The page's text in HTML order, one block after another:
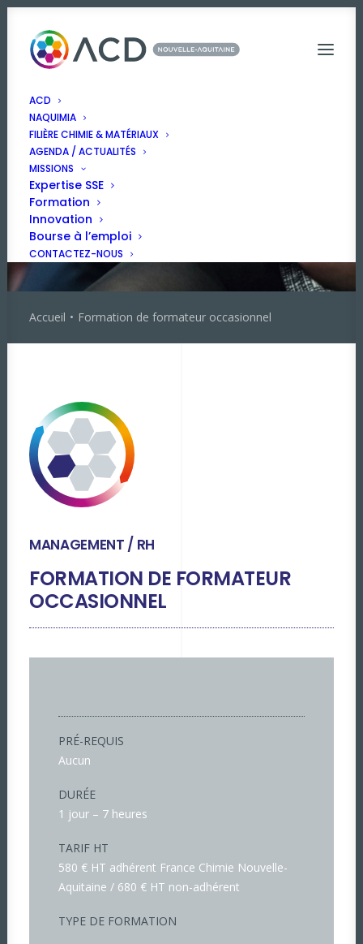
ACD
NAQUIMIA
FILIÈRE CHIMIE & MATÉRIAUX
AGENDA / ACTUALITÉS
MISSIONS
Expertise SSE
Formation
Innovation
Bourse à l’emploi
CONTACTEZ-NOUS
Accueil Formation de formateur occasionnel
MANAGEMENT / RH
FORMATION DE FORMATEUR
OCCASIONNEL
PRÉ-REQUIS
Aucun
DURÉE
1 jour – 7 heures
TARIF HT
580 € HT adhérent France Chimie Nouvelle-
Aquitaine / 680 € HT non-adhérent
TYPE DE FORMATION